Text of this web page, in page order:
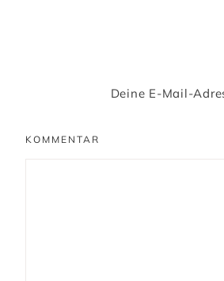
Deine E-Mail-
KOMMENTAR